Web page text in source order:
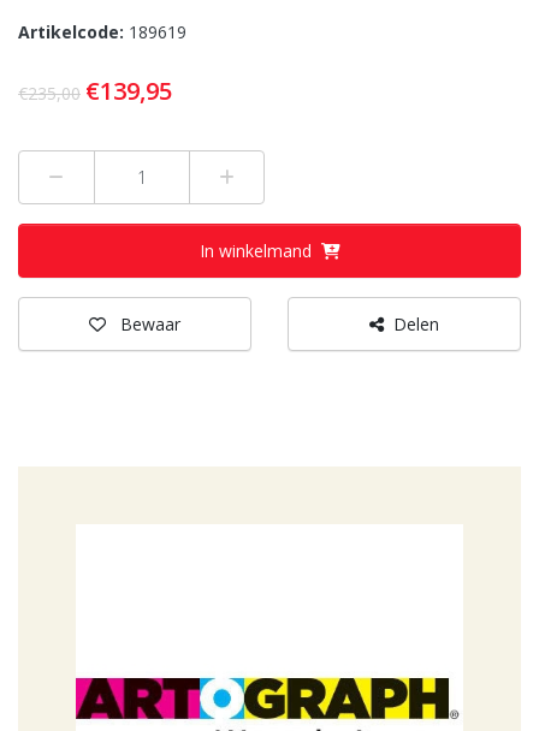
Artikelcode: 189619
€235,00 €139,95
In winkelmand
Bewaar Delen